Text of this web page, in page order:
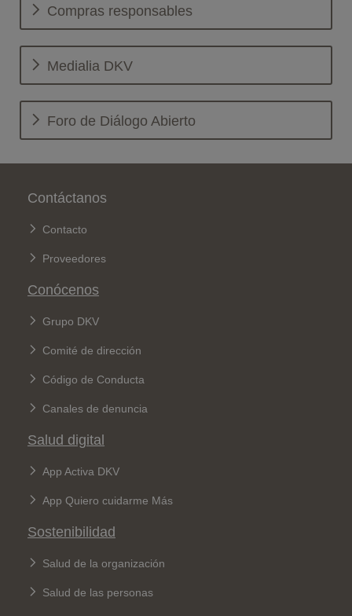
Compras responsables
Medialia DKV
Foro de Diálogo Abierto
Pie de página
Contáctanos
Contacto
Proveedores
Conócenos
Grupo DKV
Comité de dirección
Código de Conducta
Canales de denuncia
Salud digital
App Activa DKV
App Quiero cuidarme Más
Sostenibilidad
Salud de la organización
Salud de las personas